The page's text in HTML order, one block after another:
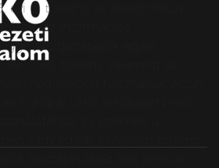
évi C. törvény, az elektronikus
az információs
szolgáltatások egyes
évi CVIII. törvény, valamint az